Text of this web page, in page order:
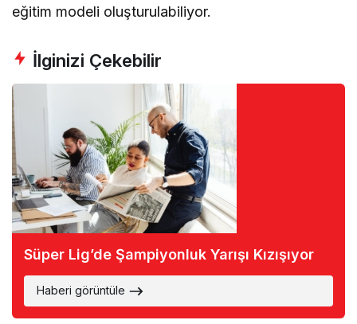
eğitim modeli oluşturulabiliyor.
İlginizi Çekebilir
Süper Lig’de Şampiyonluk Yarışı Kızışıyor
Haberi görüntüle